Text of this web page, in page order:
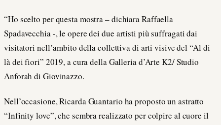
“Ho scelto per questa mostra – dichiara Raffaella
Spadavecchia -, le opere dei due artisti più suffragati dai
visitatori nell’ambito della collettiva di arti visive del “Al di
là dei fiori” 2019, a cura della Galleria d’Arte K2/ Studio
Anforah di Giovinazzo.
Nell’occasione, Ricarda Guantario ha proposto un astratto
“Infinity love”, che sembra realizzato per colpire al cuore il